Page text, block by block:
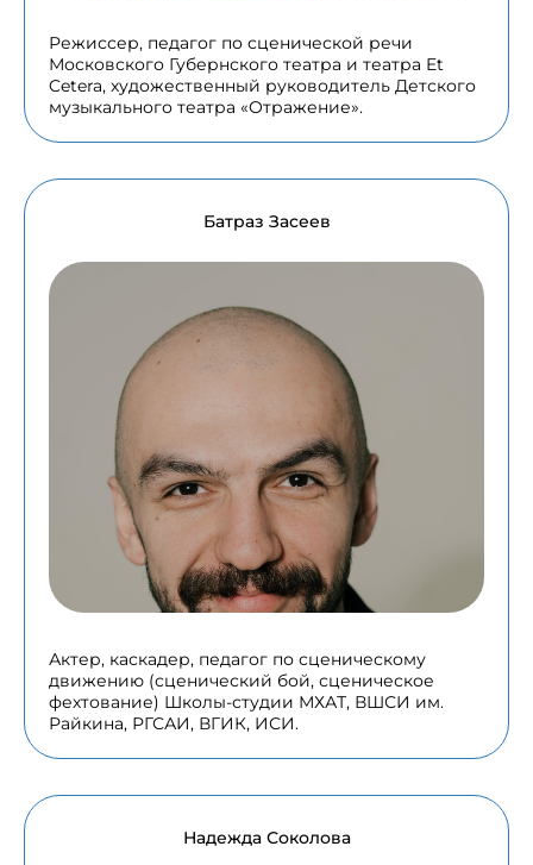
Режиссер, педагог по сценической речи
Московского Губернского театра и театра Et
Cetera, художественный руководитель Детского
музыкального театра «Отражение».
Батраз Засеев
Актер, каскадер, педагог по сценическому
движению (сценический бой, сценическое
фехтование) Школы-студии МХАТ, ВШСИ им.
Райкина, РГСАИ, ВГИК, ИСИ.
Надежда Соколова